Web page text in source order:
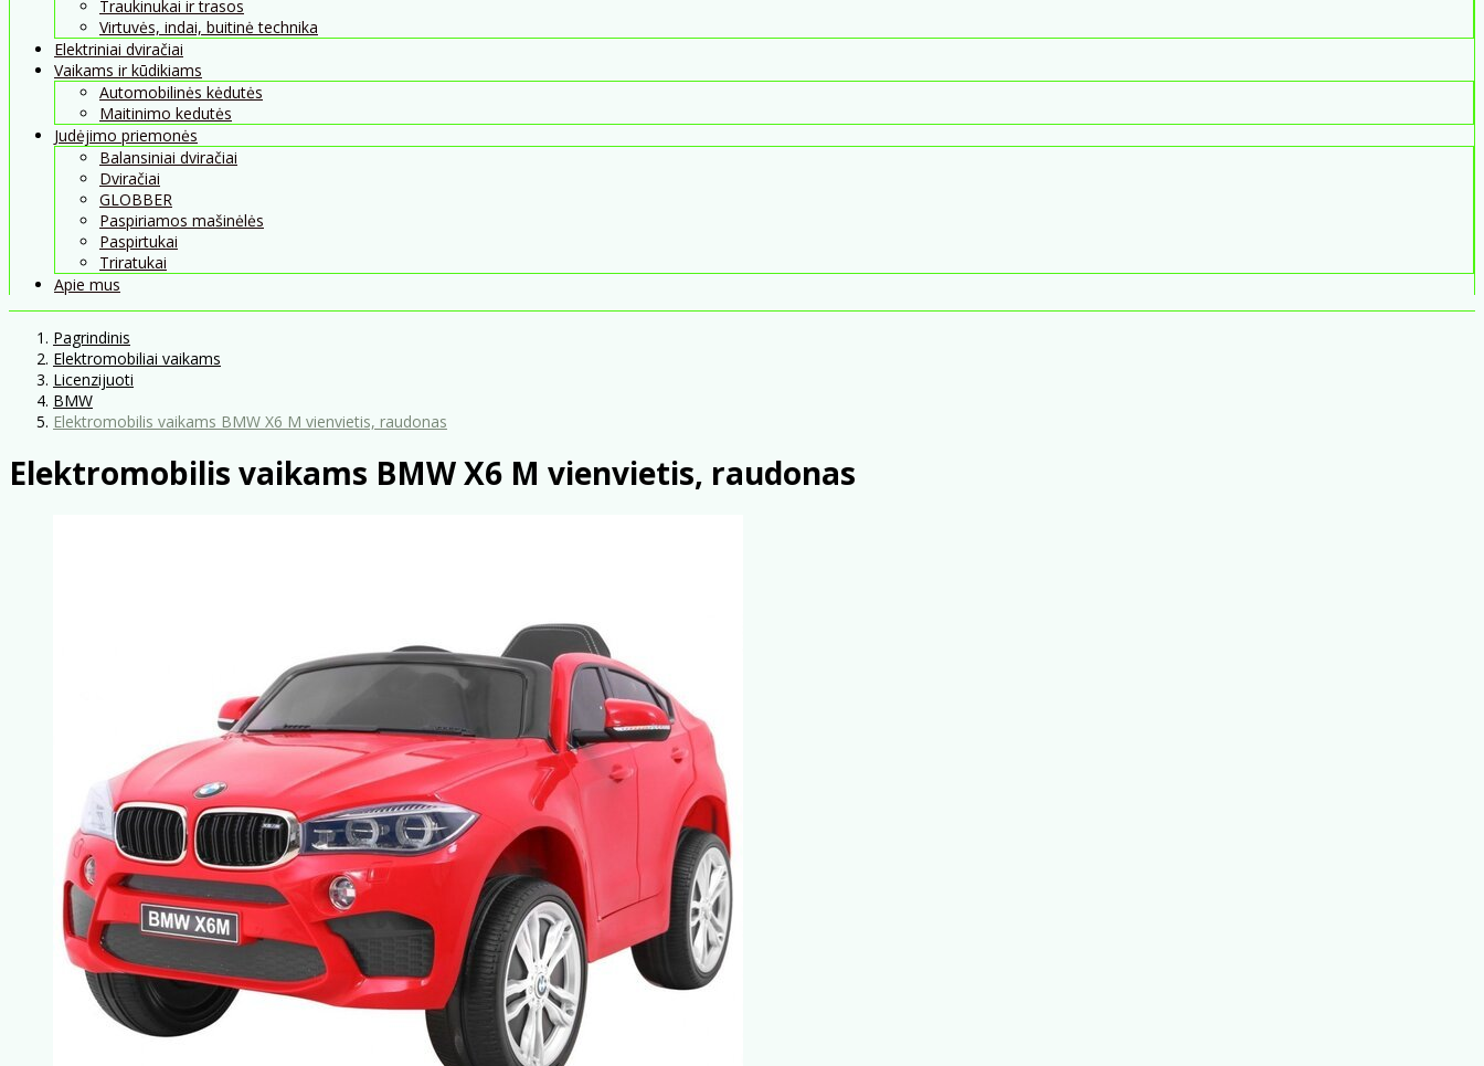
Traukinukai ir trasos
Virtuvės, indai, buitinė technika
Elektriniai dviračiai
Vaikams ir kūdikiams
Automobilinės kėdutės
Maitinimo kedutės
Judėjimo priemonės
Balansiniai dviračiai
Dviračiai
GLOBBER
Paspiriamos mašinėlės
Paspirtukai
Triratukai
Apie mus
Pagrindinis
Elektromobiliai vaikams
Licenzijuoti
BMW
Elektromobilis vaikams BMW X6 M vienvietis, raudonas
Elektromobilis vaikams BMW X6 M vienvietis, raudonas